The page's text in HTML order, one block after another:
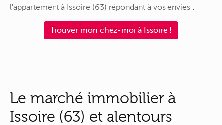
l'appartement à Issoire (63) répondant à vos envies :
Trouver mon chez-moi à Issoire !
Le marché immobilier à
Issoire (63) et alentours